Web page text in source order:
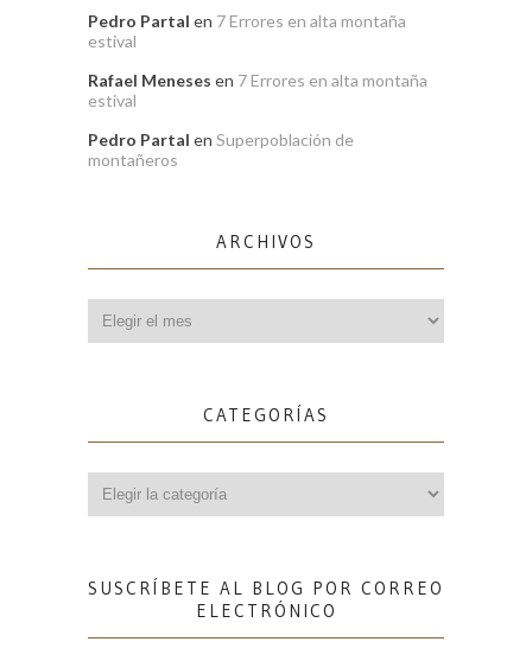
Pedro Partal en 7 Errores en alta montaña
estival
Rafael Meneses en 7 Errores en alta montaña
estival
Pedro Partal en Superpoblación de
montañeros
ARCHIVOS
CATEGORÍAS
SUSCRÍBETE AL BLOG POR CORREO
ELECTRÓNICO